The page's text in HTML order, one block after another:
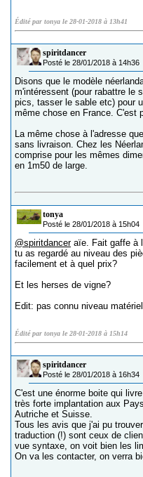
Édité par tonya le 28-01-2018 à 13h41
spiritdancer
Posté le 28/01/2018 à 14h36
Disons que le modèle
m'intéressent (pour rabattre le
pics, tasser le sable etc) pour
même chose en France. C'est
La même chose à l'adresse
sans livraison. Chez les
comprise pour les mêmes
en 1m50 de large.
tonya
Posté le 28/01/2018 à 15h04
@spiritdancer aïe. Fait gaffe à
tu as regardé au niveau des
facilement et à quel prix?
Et les herses de vigne?
Edit: pas connu niveau
Édité par tonya le 28-01-2018 à 15h14
spiritdancer
Posté le 28/01/2018 à 16h34
C'est une énorme boite qui
très forte implantation aux
Autriche et Suisse.
Tous les avis que j'ai pu
traduction (!) sont ceux de
vue syntaxe, on voit bien les
On va les contacter, on verra